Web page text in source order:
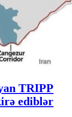
TRIPP
ediblər